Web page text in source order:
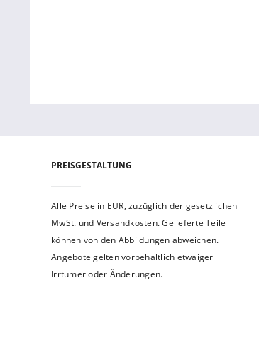
PREISGESTALTUNG
Alle Preise in EUR, zuzüglich der gesetzlichen
MwSt. und Versandkosten. Gelieferte Teile
können von den Abbildungen abweichen.
Angebote gelten vorbehaltlich etwaiger
Irrtümer oder Änderungen.